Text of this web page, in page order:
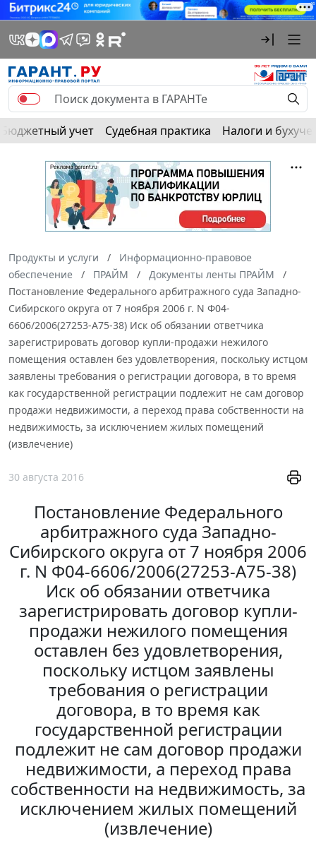
Бюджетный учет Судебная практика Налоги и
Продукты и услуги
Информационно-правовое
обеспечение
ПРАЙМ
Документы ленты ПРАЙМ
Постановление Федерального арбитражного суда Западно-
Сибирского округа от 7 ноября 2006 г. N Ф04-
6606/2006(27253-А75-38) Иск об обязании ответчика
зарегистрировать договор купли-продажи нежилого
помещения оставлен без удовлетворения, поскольку истцом
заявлены требования о регистрации договора, в то время
как государственной регистрации подлежит не сам договор
продажи недвижимости, а переход права собственности на
недвижимость, за исключением жилых помещений
(извлечение)
30 августа 2016
Постановление Федерального
арбитражного суда Западно-
Сибирского округа от 7 ноября 2006
г. N Ф04-6606/2006(27253-А75-38)
Иск об обязании ответчика
зарегистрировать договор купли-
продажи нежилого помещения
оставлен без удовлетворения,
поскольку истцом заявлены
требования о регистрации
договора, в то время как
государственной регистрации
подлежит не сам договор продажи
недвижимости, а переход права
собственности на недвижимость, за
исключением жилых помещений
(извлечение)